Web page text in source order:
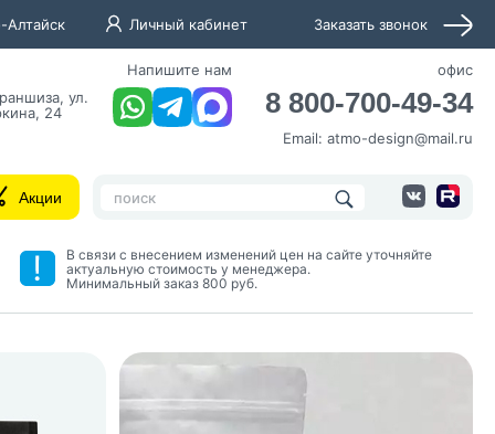
Алтайск Личный кабинет Заказать звонок
ул.
24
Напишите нам офис
8 800-700-49-34
Email: atmo-design@mail.ru
Акции
В связи с внесением изменений цен на сайте уточняйте
актуальную стоимость у менеджера.
Минимальный заказ 800 руб.
и согласие с